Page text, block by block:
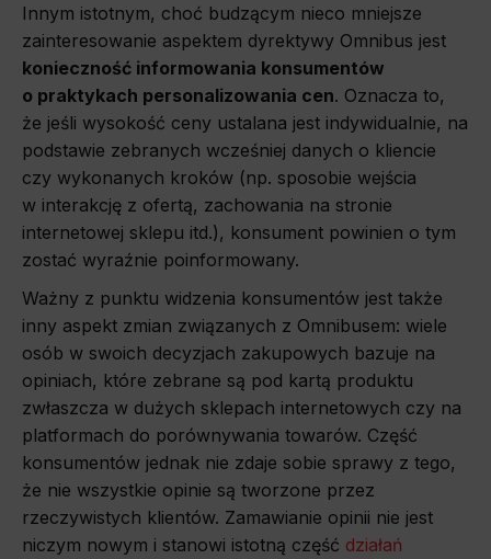
Innym istotnym, choć budzącym nieco mniejsze
zainteresowanie aspektem dyrektywy Omnibus jest
konieczność informowania konsumentów
o praktykach personalizowania cen. Oznacza to,
że jeśli wysokość ceny ustalana jest indywidualnie, na
podstawie zebranych wcześniej danych o kliencie
czy wykonanych kroków (np. sposobie wejścia
w interakcję z ofertą, zachowania na stronie
internetowej sklepu itd.), konsument powinien o tym
zostać wyraźnie poinformowany.
Ważny z punktu widzenia konsumentów jest także
inny aspekt zmian związanych z Omnibusem: wiele
osób w swoich decyzjach zakupowych bazuje na
opiniach, które zebrane są pod kartą produktu
zwłaszcza w dużych sklepach internetowych czy na
platformach do porównywania towarów. Część
konsumentów jednak nie zdaje sobie sprawy z tego,
że nie wszystkie opinie są tworzone przez
rzeczywistych klientów. Zamawianie opinii nie jest
niczym nowym i stanowi istotną część działań